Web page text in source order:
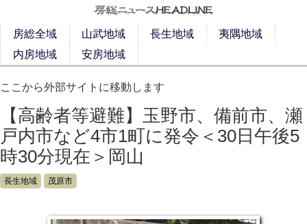
房総全域 山武地域 長生地域
夷隅地域
内房地域
安房地域
ここから外部サイトに移動します
【高齢者等避難】玉野市、備前市、瀬
戸内市など4市1町に発令＜30日午後5
時30分現在＞岡山
長生地域 茂原市